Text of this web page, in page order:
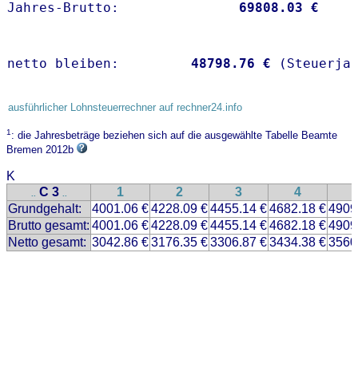
Jahres-Brutto: 69808.03 €
netto bleiben: 48798.76 €
ausführlicher Lohnsteuerrechner auf rechner24.info
1: die Jahresbeträge beziehen sich auf die ausgewählte Tabelle Beamte
Bremen 2012b
K
.. C 3 .. 1 2 3 4
Grundgehalt:
4001.06 €4228.09 €4455.14 €4682.18 €
Brutto gesamt: 4001.06 €4228.09 €4455.14 €4682.18 €
Netto gesamt: 3042.86 €3176.35 €3306.87 €3434.38 €